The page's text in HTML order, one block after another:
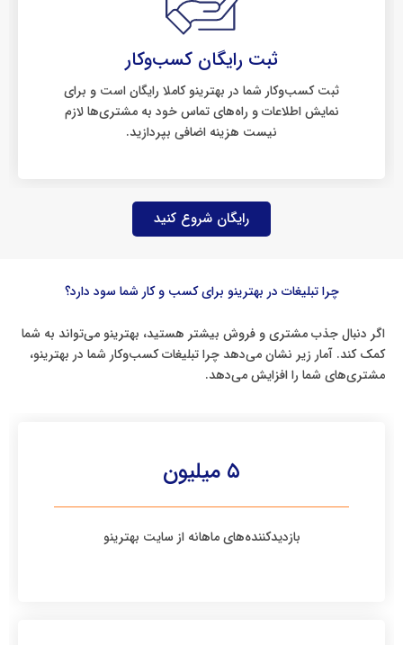
ثبت رایگان کسب‌وکار
ثبت کسب‌وکار شما در بهترینو کاملا رایگان است و برای
نمایش اطلاعات و راه‌های تماس خود به مشتری‌ها لازم
نیست هزینه اضافی بپردازید.
رایگان شروع کنید
چرا تبلیغات در بهترینو برای کسب و کار شما سود دارد؟
اگر دنبال جذب مشتری و فروش بیشتر هستید، بهترینو می‌تواند به شما
کمک کند. آمار زیر نشان می‌دهد چرا تبلیغات کسب‌وکار شما در بهترینو،
مشتری‌های شما را افزایش می‌دهد.
۵ میلیون
بازدیدکننده‌های ماهانه از سایت بهترینو